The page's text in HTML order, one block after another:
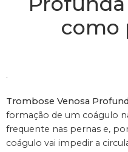
como
.
Trombose Venosa
formação de um coágulo
frequente nas pernas e,
coágulo vai impedir a